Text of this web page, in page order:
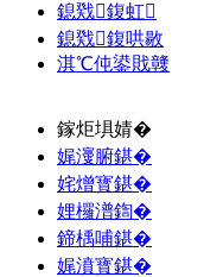
鎴戣鍑虹
鎴戣鍑哄敭
淇℃伅鍙戝竷
鎵炬埧婧�
娓濅腑鍖�
姹熷寳鍖�
娌欏潽鍧�
鍗楀哺鍖�
娓濆寳鍖�